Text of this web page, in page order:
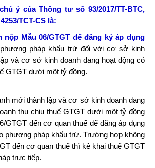
ý của Thông tư số 93/2017/TT-BTC,
TCT-CS là:
Mẫu 06/GTGT để đăng ký áp dụng
pháp khấu trừ đối với cơ sở kinh
và cơ sở kinh doanh đang hoạt động có
GTGT dưới một tỷ đồng.
mới thành lập và cơ sở kinh doanh đang
thu chịu thuế GTGT dưới một tỷ đồng
GTGT đến cơ quan thuế để đăng áp dụng
phương pháp khấu trừ. Trường hợp không
đến cơ quan thuế thì kê khai thuế GTGT
trực tiếp.